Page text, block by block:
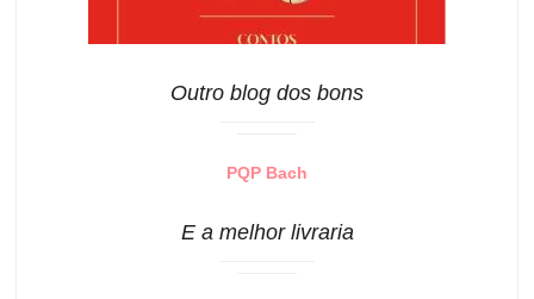
Outro blog dos bons
PQP Bach
E a melhor livraria